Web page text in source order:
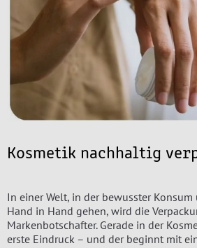
Kosmetik nachhaltig
In einer Welt, in der bewusster
Hand in Hand gehen, wird die
Markenbotschafter. Gerade in der
erste Eindruck – und der beginnt mit